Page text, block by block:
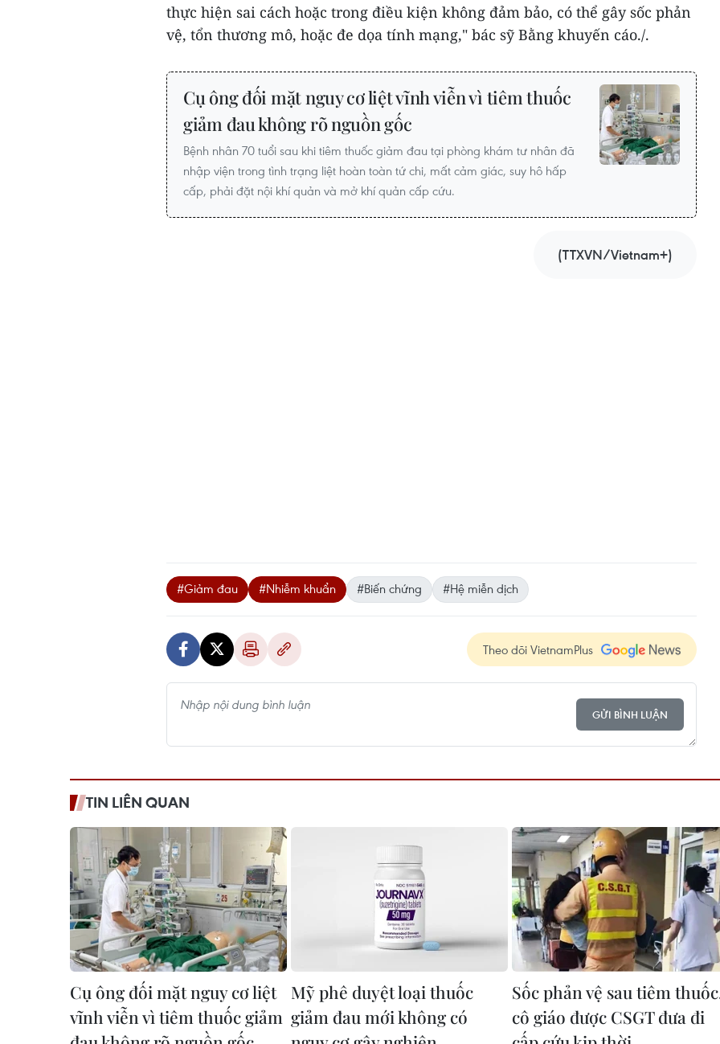
thực hiện sai cách hoặc trong điều kiện không đảm bảo, có thể gây sốc phản
vệ, tổn thương mô, hoặc đe dọa tính mạng," bác sỹ Bằng khuyến cáo./.
Cụ ông đối mặt nguy cơ liệt vĩnh viễn vì tiêm thuốc
giảm đau không rõ nguồn gốc
Bệnh nhân 70 tuổi sau khi tiêm thuốc giảm đau tại phòng khám tư nhân đã
nhập viện trong tình trạng liệt hoàn toàn tứ chi, mất cảm giác, suy hô hấp
cấp, phải đặt nội khí quản và mở khí quản cấp cứu.
(TTXVN/Vietnam+)
#Giảm đau #Nhiễm khuẩn #Biến chứng #Hệ miễn dịch
Theo dõi VietnamPlus
GỬI BÌNH LUẬN
TIN LIÊN QUAN
Cụ ông đối mặt nguy cơ liệt
vĩnh viễn vì tiêm thuốc giảm
Mỹ phê duyệt loại thuốc
giảm đau mới không có
Sốc phản vệ sau tiêm
cô giáo được CSGT đưa đi